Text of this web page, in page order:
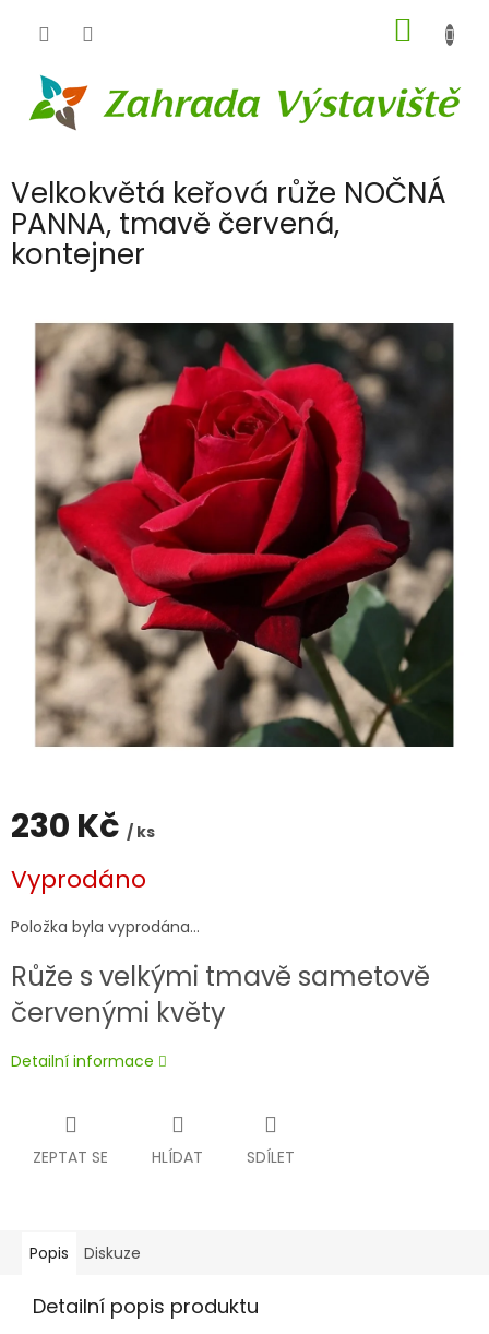
KOŠÍK
Velkokvětá keřová růže NOČNÁ
PANNA, tmavě červená,
kontejner
230 Kč / ks
cena:
Vyprodáno
Položka byla vyprodána…
Růže s velkými tmavě sametově
červenými květy
Detailní informace
ZEPTAT SE HLÍDAT SDÍLET
Popis Diskuze
Detailní popis produktu